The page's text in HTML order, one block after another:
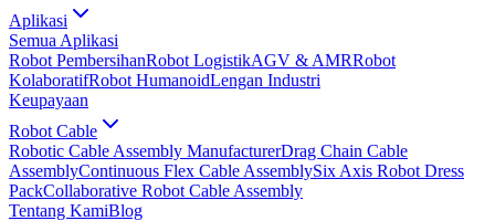
Aplikasi
Semua Aplikasi
Robot PembersihanRobot LogistikAGV & AMRRobot
KolaboratifRobot HumanoidLengan Industri
Keupayaan
Robot Cable
Robotic Cable Assembly ManufacturerDrag Chain Cable
AssemblyContinuous Flex Cable AssemblySix Axis Robot Dress
PackCollaborative Robot Cable Assembly
Tentang KamiBlog